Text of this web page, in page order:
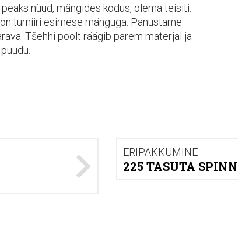
nüüd, mängides kodus, olema teisiti.
turniiri esimese mänguga. Panustame
Tšehhi poolt räägib parem materjal ja
ERIPAKKUMINE
225 TASUTA